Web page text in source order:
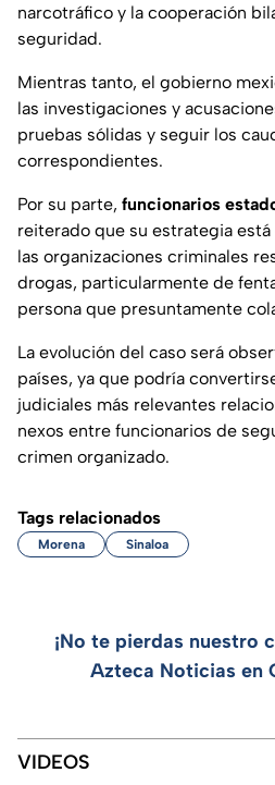
narcotráfico y la cooperación
seguridad.
Mientras tanto, el gobierno
las investigaciones y
pruebas sólidas y seguir los
correspondientes.
Por su parte, funcionarios
reiterado que su estrategia
las organizaciones criminales
drogas, particularmente de
persona que presuntamente
La evolución del caso será
países, ya que podría
judiciales más relevantes
nexos entre funcionarios de
crimen organizado.
Tags relacionados
Morena Sinaloa
¡No te pierdas nuestro
Azteca Noticias en
VIDEOS